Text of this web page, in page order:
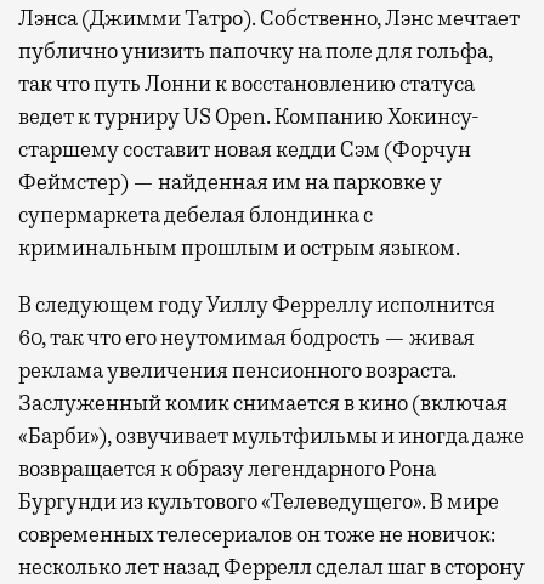
Лэнса (Джимми Татро). Собственно, Лэнс мечтает
публично унизить папочку на поле для гольфа,
так что путь Лонни к восстановлению статуса
ведет к турниру US Open. Компанию Хокинсу-
старшему составит новая кедди Сэм (Форчун
Феймстер) — найденная им на парковке у
супермаркета дебелая блондинка с
криминальным прошлым и острым языком.
В следующем году Уиллу Ферреллу исполнится
60, так что его неутомимая бодрость — живая
реклама увеличения пенсионного возраста.
Заслуженный комик снимается в кино (включая
«Барби»), озвучивает мультфильмы и иногда даже
возвращается к образу легендарного Рона
Бургунди из культового «Телеведущего». В мире
современных телесериалов он тоже не новичок:
несколько лет назад Феррелл сделал шаг в сторону